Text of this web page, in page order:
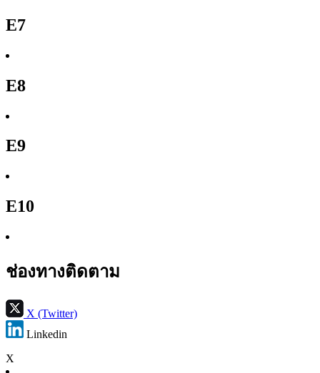
E7
E8
E9
E10
ช่องทางติดตาม
X (Twitter)
Linkedin
X